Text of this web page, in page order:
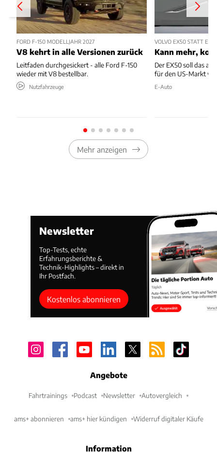
FORD F-150 MODELLJAHR 2027
V8 kehrt in alle Versionen zurück
Leitfaden durchgesickert - alle Ford F-150
wieder mit V8 bestellbar.
Nutzfahrzeuge
VOLVO EX50 STATT
Kann mehr,
Der EX50 soll das ab
für den US-Markt
E-Auto
Mehr anzeigen
Newsletter
Top-Tests, echte
Erfahrungsberichte &
Technik-Highlights – direkt in
Ihr Postfach.
Kostenlos abonnieren
Angebote
Fahrtrainings Podcast Newsletter Autovergleich
ams+ abonnieren ams+ hier kündigen Widerruf digitaler Käufe
Information